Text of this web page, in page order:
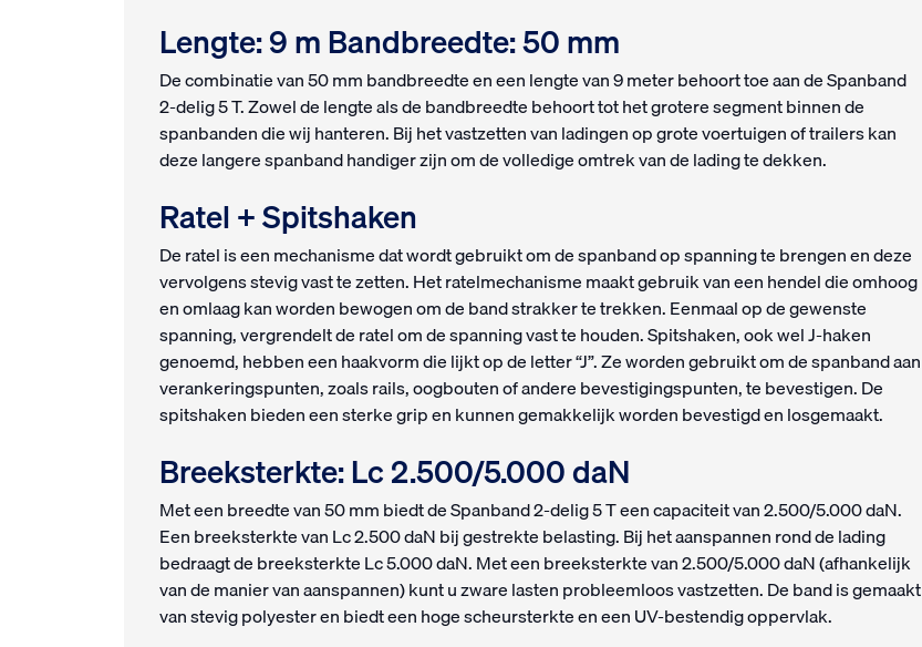
Lengte: 9 m Bandbreedte: 50 mm
De combinatie van 50 mm bandbreedte en een lengte van 9 meter behoort toe aan de Spanband
2-delig 5 T. Zowel de lengte als de bandbreedte behoort tot het grotere segment binnen de
spanbanden die wij hanteren. Bij het vastzetten van ladingen op grote voertuigen of trailers kan
deze langere spanband handiger zijn om de volledige omtrek van de lading te dekken.
Ratel + Spitshaken
De ratel is een mechanisme dat wordt gebruikt om de spanband op spanning te brengen en deze
vervolgens stevig vast te zetten. Het ratelmechanisme maakt gebruik van een hendel die omhoog
en omlaag kan worden bewogen om de band strakker te trekken. Eenmaal op de gewenste
spanning, vergrendelt de ratel om de spanning vast te houden. Spitshaken, ook wel J-haken
genoemd, hebben een haakvorm die lijkt op de letter “J”. Ze worden gebruikt om de spanband aan
verankeringspunten, zoals rails, oogbouten of andere bevestigingspunten, te bevestigen. De
spitshaken bieden een sterke grip en kunnen gemakkelijk worden bevestigd en losgemaakt.
Breeksterkte: Lc 2.500/5.000 daN
Met een breedte van 50 mm biedt de Spanband 2-delig 5 T een capaciteit van 2.500/5.000 daN.
Een breeksterkte van Lc 2.500 daN bij gestrekte belasting. Bij het aanspannen rond de lading
bedraagt de breeksterkte Lc 5.000 daN. Met een breeksterkte van 2.500/5.000 daN (afhankelijk
van de manier van aanspannen) kunt u zware lasten probleemloos vastzetten. De band is gemaakt
van stevig polyester en biedt een hoge scheursterkte en een UV-bestendig oppervlak.